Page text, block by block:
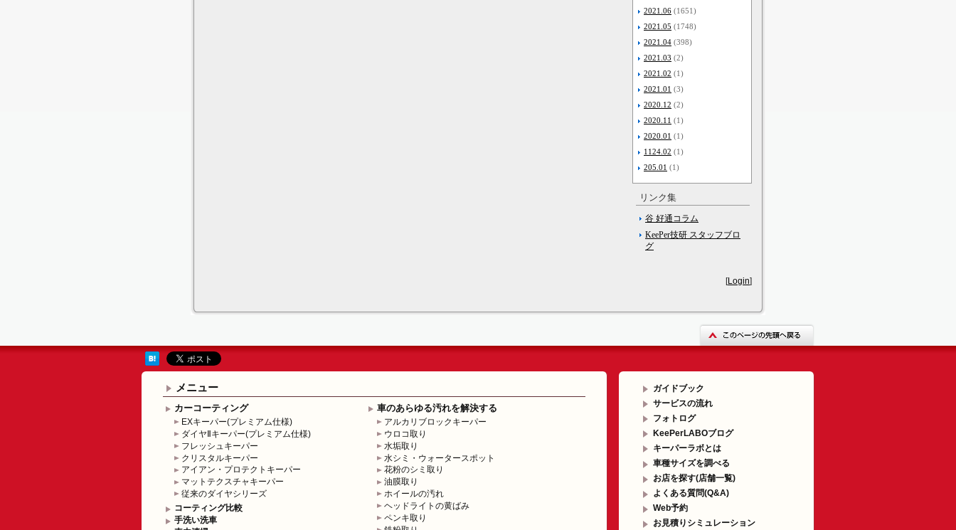
2021.06 (1651)
2021.05 (1748)
2021.04 (398)
2021.03 (2)
2021.02 (1)
2021.01 (3)
2020.12 (2)
2020.11 (1)
2020.01 (1)
1124.02 (1)
205.01 (1)
リンク集
谷 好通コラム
KeePer技研 スタッフブロ
グ
[Login]
メニュー
カーコーティング
EXキーパー(プレミアム仕様)
ダイヤⅡキーパー(プレミアム仕様)
フレッシュキーパー
クリスタルキーパー
アイアン・プロテクトキーパー
マットテクスチャキーパー
従来のダイヤシリーズ
コーティング比較
手洗い洗車
車のあらゆる汚れを解決する
アルカリブロックキーパー
ウロコ取り
水垢取り
水シミ・ウォータースポット
花粉のシミ取り
油膜取り
ホイールの汚れ
ヘッドライトの黄ばみ
ペンキ取り
ガイドブック
サービスの流れ
フォトログ
KeePerLABOブログ
キーパーラボとは
車種サイズを調べる
お店を探す(店舗一覧)
よくある質問(Q&A)
Web予約
お見積りシミュレーション